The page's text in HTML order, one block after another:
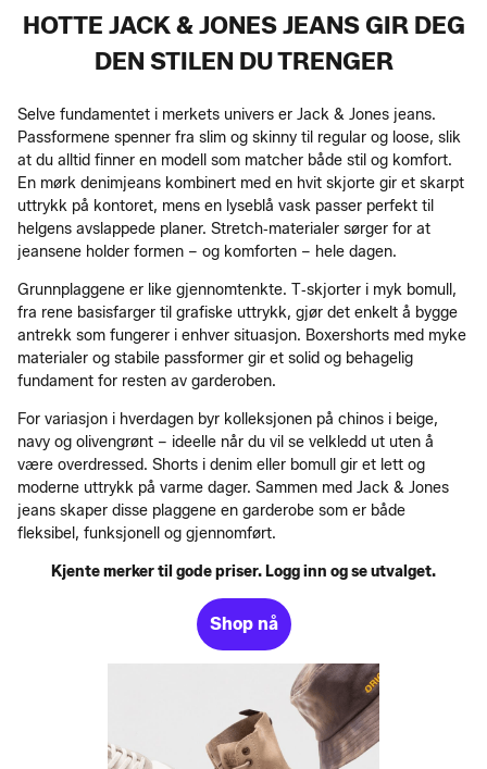
HOTTE JACK & JONES JEANS GIR DEG
DEN STILEN DU TRENGER
Selve fundamentet i merkets univers er Jack & Jones jeans.
Passformene spenner fra slim og skinny til regular og loose, slik
at du alltid finner en modell som matcher både stil og komfort.
En mørk denimjeans kombinert med en hvit skjorte gir et skarpt
uttrykk på kontoret, mens en lyseblå vask passer perfekt til
helgens avslappede planer. Stretch‑materialer sørger for at
jeansene holder formen – og komforten – hele dagen.
Grunnplaggene er like gjennomtenkte. T‑skjorter i myk bomull,
fra rene basisfarger til grafiske uttrykk, gjør det enkelt å bygge
antrekk som fungerer i enhver situasjon. Boxershorts med myke
materialer og stabile passformer gir et solid og behagelig
fundament for resten av garderoben.
For variasjon i hverdagen byr kolleksjonen på chinos i beige,
navy og olivengrønt – ideelle når du vil se velkledd ut uten å
være overdressed. Shorts i denim eller bomull gir et lett og
moderne uttrykk på varme dager. Sammen med Jack & Jones
jeans skaper disse plaggene en garderobe som er både
fleksibel, funksjonell og gjennomført.
Kjente merker til gode priser. Logg inn og se utvalget.
Shop nå